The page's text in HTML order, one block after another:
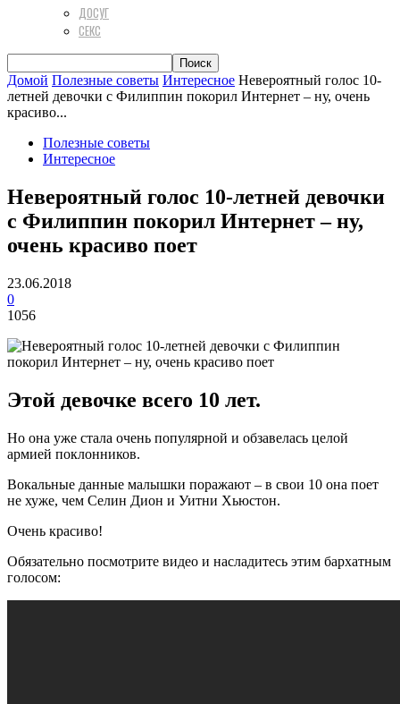
ДОСУГ
СЕКС
Домой Полезные советы Интересное Невероятный голос 10-
летней девочки с Филиппин покорил Интернет – ну, очень
красиво...
Полезные советы
Интересное
Невероятный голос 10-летней девочки
с Филиппин покорил Интернет – ну,
очень красиво поет
23.06.2018
0
1056
Этой девочке всего 10 лет.
Но она уже стала очень популярной и обзавелась целой
армией поклонников.
Вокальные данные малышки поражают – в свои 10 она поет
не хуже, чем Селин Дион и Уитни Хьюстон.
Очень красиво!
Обязательно посмотрите видео и насладитесь этим бархатным
голосом: